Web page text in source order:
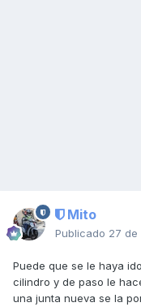
Mito
Publicado 27 de
Puede que se le haya
cilindro y de paso le
una junta nueva se la